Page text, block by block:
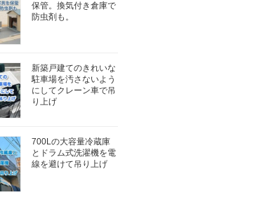
保管。換気付き倉庫で
防虫剤も。
新築戸建てのきれいな
駐車場を汚さないよう
にしてクレーン車で吊
り上げ
700Lの大容量冷蔵庫
とドラム式洗濯機を電
線を避けて吊り上げ